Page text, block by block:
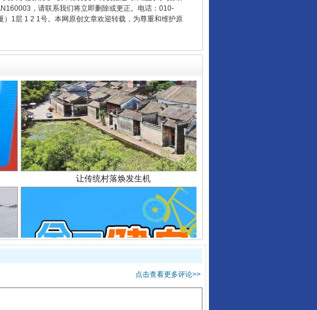
，请联系我们将立即删除或更正。电话：010-
1层 1 2 1号。本网原创文章欢迎转载，为尊重和维护原
让传统村落焕发生机
走走走！国家喊你健身啦
点击查看更多评论>>